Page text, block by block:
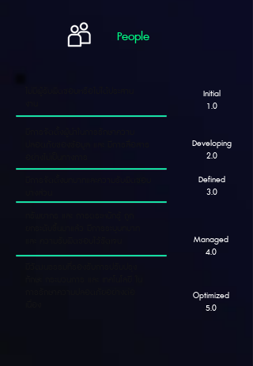
Initial
1.0
Developing
2.0
Defined
3.0
Managed
4.0
Optimized
5.0
People